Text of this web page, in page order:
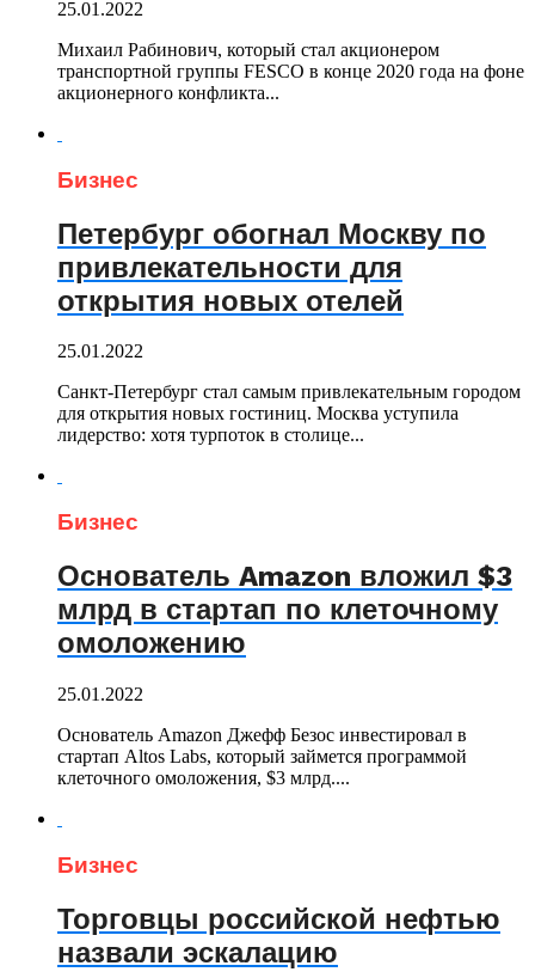
25.01.2022
Михаил Рабинович, который стал акционером
транспортной группы FESCO в конце 2020 года на фоне
акционерного конфликта...
Бизнес
Петербург обогнал Москву по
привлекательности для
открытия новых отелей
25.01.2022
Санкт-Петербург стал самым привлекательным городом
для открытия новых гостиниц. Москва уступила
лидерство: хотя турпоток в столице...
Бизнес
Основатель Amazon вложил $3
млрд в стартап по клеточному
омоложению
25.01.2022
Основатель Amazon Джефф Безос инвестировал в
стартап Altos Labs, который займется программой
клеточного омоложения, $3 млрд....
Бизнес
Торговцы российской нефтью
назвали эскалацию